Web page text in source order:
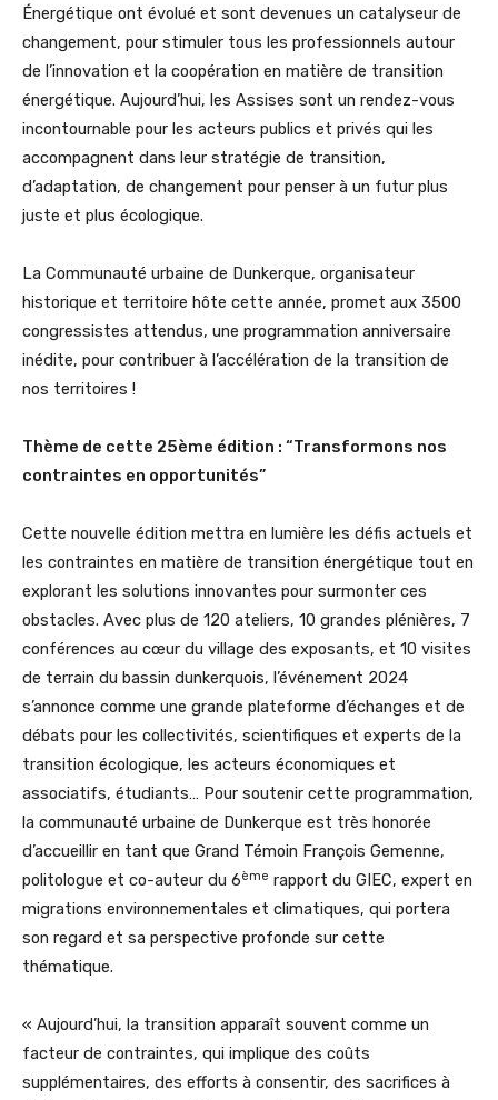
Énergétique ont évolué et sont devenues un catalyseur de
changement, pour stimuler tous les professionnels autour
de l’innovation et la coopération en matière de transition
énergétique. Aujourd’hui, les Assises sont un rendez-vous
incontournable pour les acteurs publics et privés qui les
accompagnent dans leur stratégie de transition,
d’adaptation, de changement pour penser à un futur plus
juste et plus écologique.
La Communauté urbaine de Dunkerque, organisateur
historique et territoire hôte cette année, promet aux 3500
congressistes attendus, une programmation anniversaire
inédite, pour contribuer à l’accélération de la transition de
nos territoires !
Thème de cette 25ème édition : “Transformons nos
contraintes en opportunités”
Cette nouvelle édition mettra en lumière les défis actuels et
les contraintes en matière de transition énergétique tout en
explorant les solutions innovantes pour surmonter ces
obstacles. Avec plus de 120 ateliers, 10 grandes plénières, 7
conférences au cœur du village des exposants, et 10 visites
de terrain du bassin dunkerquois, l’événement 2024
s’annonce comme une grande plateforme d’échanges et de
débats pour les collectivités, scientifiques et experts de la
transition écologique, les acteurs économiques et
associatifs, étudiants… Pour soutenir cette programmation,
la communauté urbaine de Dunkerque est très honorée
d’accueillir en tant que Grand Témoin François Gemenne,
politologue et co-auteur du 6ème rapport du GIEC, expert en
migrations environnementales et climatiques, qui portera
son regard et sa perspective profonde sur cette
thématique.
« Aujourd’hui, la transition apparaît souvent comme un
facteur de contraintes, qui implique des coûts
supplémentaires, des efforts à consentir, des sacrifices à